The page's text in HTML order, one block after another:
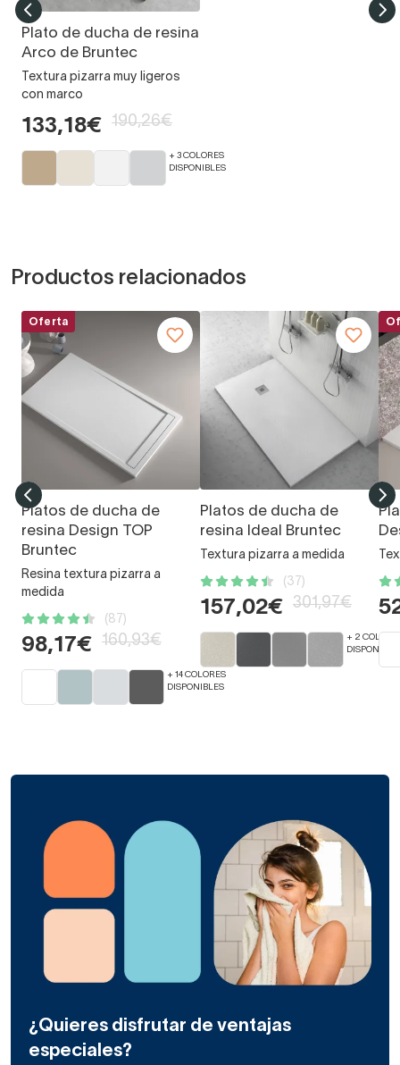
Plato de ducha de resina
Arco de Bruntec
Textura pizarra muy ligeros
con marco
133,18€ 190,26€
+ 3 COLORES
DISPONIBLES
Productos relacionados
Oferta
Platos de ducha de
resina Design TOP
Bruntec
Resina textura pizarra a
medida
(87)
98,17€ 160,93€
+ 14 COLORES
DISPONIBLES
Platos de ducha de
resina Ideal Bruntec
Textura pizarra a medida
(37)
157,02€ 301,97€
+ 2
¿Quieres disfrutar de ventajas
especiales?